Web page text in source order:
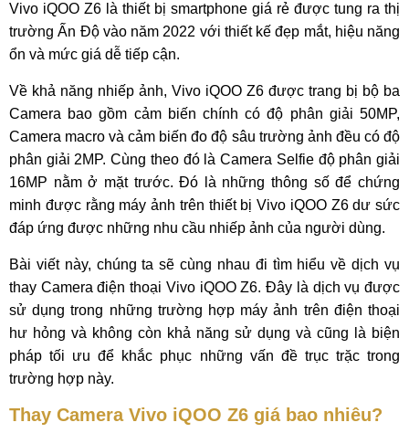
Vivo iQOO Z6 là thiết bị smartphone giá rẻ được tung ra thị
trường Ấn Độ vào năm 2022 với thiết kế đẹp mắt, hiệu năng
ổn và mức giá dễ tiếp cận.
Về khả năng nhiếp ảnh, Vivo iQOO Z6 được trang bị bộ ba
Camera bao gồm cảm biến chính có độ phân giải 50MP,
Camera macro và cảm biến đo độ sâu trường ảnh đều có độ
phân giải 2MP. Cùng theo đó là Camera Selfie độ phân giải
16MP nằm ở mặt trước. Đó là những thông số để chứng
minh được rằng máy ảnh trên thiết bị Vivo iQOO Z6 dư sức
đáp ứng được những nhu cầu nhiếp ảnh của người dùng.
Bài viết này, chúng ta sẽ cùng nhau đi tìm hiểu về dịch vụ
thay Camera điện thoại Vivo iQOO Z6. Đây là dịch vụ được
sử dụng trong những trường hợp máy ảnh trên điện thoại
hư hỏng và không còn khả năng sử dụng và cũng là biện
pháp tối ưu để khắc phục những vấn đề trục trặc trong
trường hợp này.
Thay Camera Vivo iQOO Z6 giá bao nhiêu?